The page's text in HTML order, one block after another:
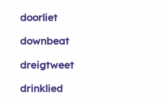
doorliet
downbeat
dreigtweet
drinklied